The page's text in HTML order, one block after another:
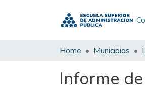
Home Municipios
Informe